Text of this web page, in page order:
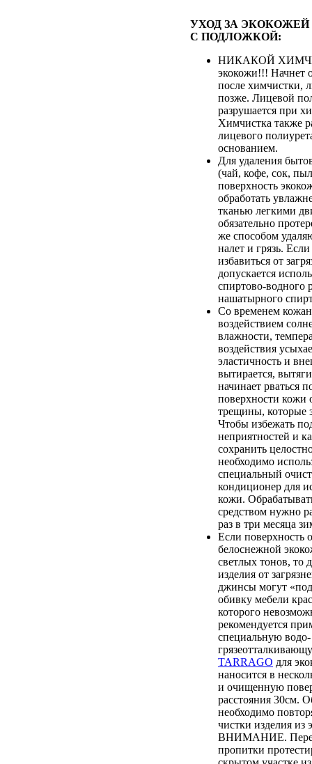
УХОД ЗА
С ПОДЛОЖКОЙ:
НИКАКОЙ
экокожи!!! Начнет
после химчистки,
позже. Лицевой
разрушается при
Химчистка также
лицевого
основанием.
Для удаления
(чай, кофе, сок,
поверхность
обработать
тканью легкими
обязательно
же способом
налет и грязь.
избавиться от
допускается
спиртово-водного
нашатырного
Со временем
воздействием
влажности,
воздействия
эластичность и
вытирается,
начинает рваться
поверхности кожи
трещины, которые
Чтобы избежать
неприятностей и
сохранить
необходимо
специальный
кондиционер для
кожи.
средством нужно
раз в три месяца
Если поверхность
белоснежной
светлых тонов, то
изделия от
джинсы могут
обивку мебели
которого
рекомендуется
специальную
TARRAGO для
наносится в
и очищенную
расстояния 30см.
необходимо
чистки изделия из
ВНИМАНИЕ.
пропитки